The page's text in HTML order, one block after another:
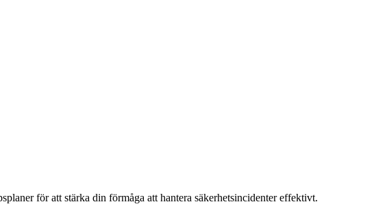
för att stärka din förmåga att hantera säkerhetsincidenter effektivt.